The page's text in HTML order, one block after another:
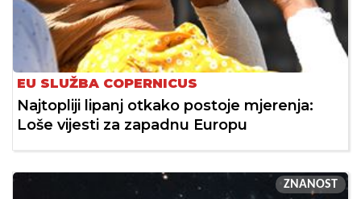
EU SLUŽBA COPERNICUS
Najtopliji lipanj otkako postoje mjerenja:
Loše vijesti za zapadnu Europu
ZNANOST